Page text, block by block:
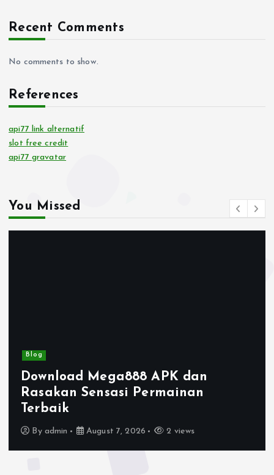
Recent Comments
No comments to show.
References
api77 link alternatif
slot free credit
api77 gravatar
You Missed
Blog
Download Mega888 APK dan
Rasakan Sensasi Permainan
Terbaik
By admin August 7, 2026 2 views